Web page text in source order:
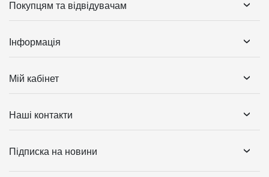
Покупцям та відвідувачам
Інформація
Мій кабінет
Наші контакти
Підписка на новини